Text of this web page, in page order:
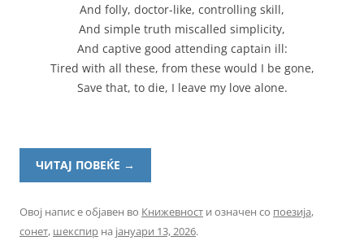
And folly, doctor-like, controlling skill,
And simple truth miscalled simplicity,
And captive good attending captain ill:
Tired with all these, from these would I be gone,
Save that, to die, I leave my love alone.
ЧИТАЈ ПОВЕЌЕ →
Овој напис е објавен во Книжевност и означен со поезија,
сонет, шекспир на јануари 13, 2026.